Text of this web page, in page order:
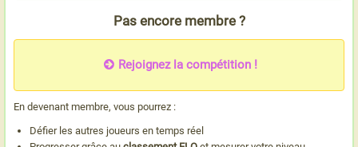
Pas encore membre ?
Rejoignez la compétition !
En devenant membre, vous pourrez :
Défier les autres joueurs en temps réel